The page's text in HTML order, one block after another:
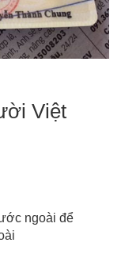
Việt
ngoài để